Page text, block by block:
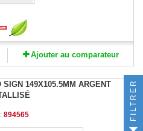
Ajouter au comparateur
149X105.5MM ARGENT
894565 FILTRER